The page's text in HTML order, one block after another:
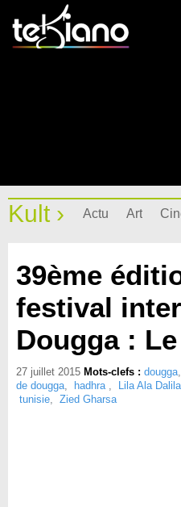
Kult › Actu Art
39ème
festival
Dougga :
27 juillet 2015 Mots-clefs : dougga,
de dougga, hadhra , Lila Ala Dalila
tunisie, Zied Gharsa